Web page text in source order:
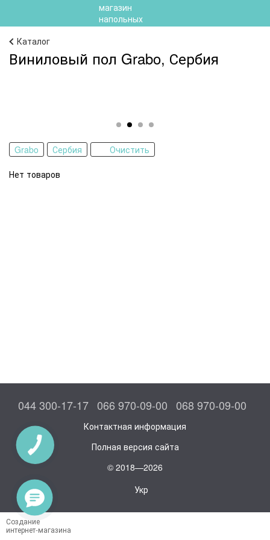
Каталог
Виниловый пол Grabo, Сербия
Grabo Сербия Очистить
Нет товаров
044 300-17-17 066 970-09-00 068 970-09-00
Контактная информация
Полная версия сайта
© 2018—2026
Укр
Создание
интернет-магазина